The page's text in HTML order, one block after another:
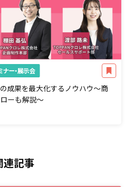
ナー・展示会
成果を最大化するノウハウ～商
ーも解説～
連記事